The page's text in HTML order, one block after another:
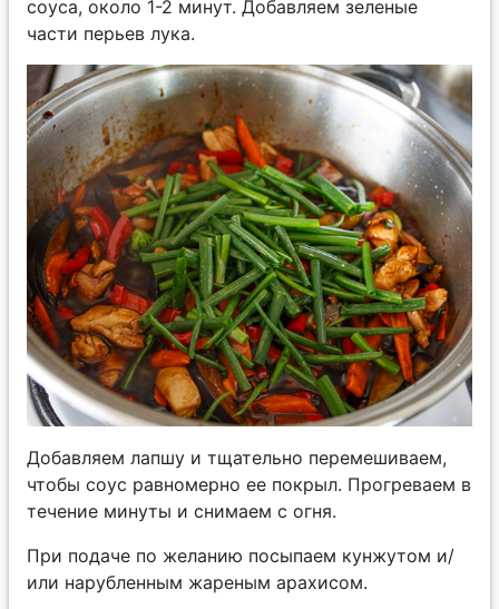
соуса, около 1-2 минут. Добавляем зеленые
части перьев лука.
Добавляем лапшу и тщательно перемешиваем,
чтобы соус равномерно ее покрыл. Прогреваем в
течение минуты и снимаем с огня.
При подаче по желанию посыпаем кунжутом и/
или нарубленным жареным арахисом.